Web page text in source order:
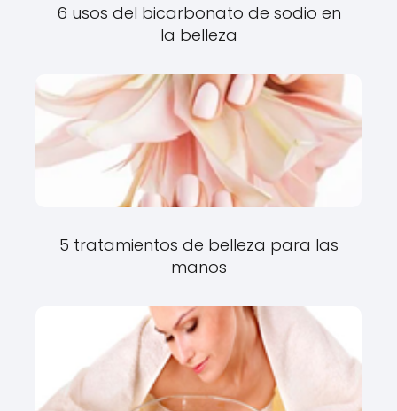
6 usos del bicarbonato de sodio en
la belleza
5 tratamientos de belleza para las
manos